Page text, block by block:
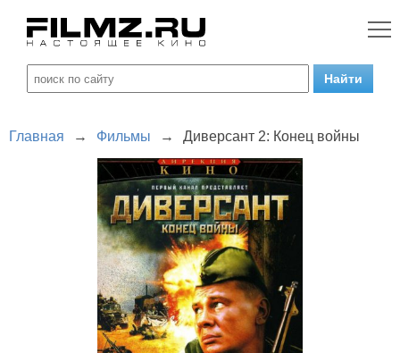
Главная → Фильмы → Диверсант 2: Конец войны